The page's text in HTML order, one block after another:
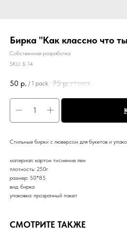
Бирка "Как классно что
Собственная разработка
SKU: Б 14
50 р. / 1 pack 75 р. / 1 pack
Стильные бирки с люверсом для букетов и
материал: картон тиснение лен
плотность: 250г
размер: 50*85
вид: бирка
упаковка: прозрачный пакет
СМОТРИТЕ ТАКЖЕ